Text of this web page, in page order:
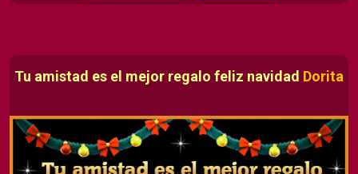
Tu amistad es el mejor regalo feliz navidad Dorita